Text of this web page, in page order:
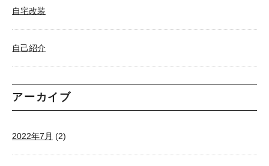
自宅改装
自己紹介
アーカイブ
2022年7月 (2)